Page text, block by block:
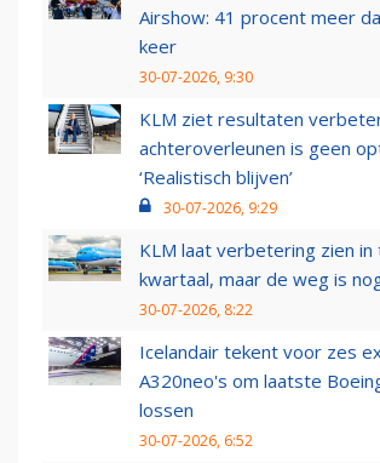
Airshow: 41 procent meer
keer
30-07-2026, 9:30
KLM ziet resultaten
achteroverleunen is geen
‘Realistisch blijven’
30-07-2026, 9:29
KLM laat verbetering zien
kwartaal, maar de weg is
30-07-2026, 8:22
Icelandair tekent voor zes
A320neo's om laatste
lossen
30-07-2026, 6:52